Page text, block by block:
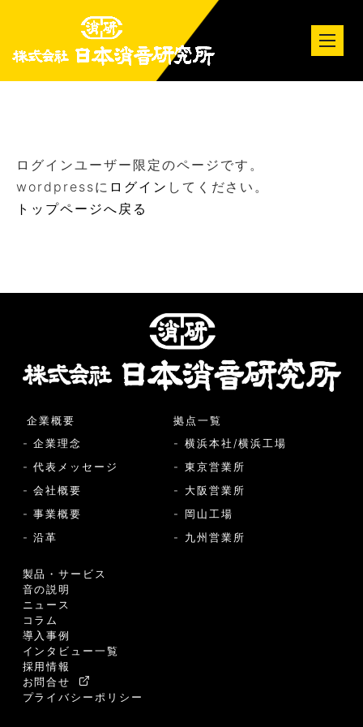
ログインユーザー限定のページです。
wordpressに ログイン してください。
トップページへ戻る
企業概要
- 企業理念
- 代表メッセージ
- 会社概要
- 事業概要
- 沿革
製品・サービス
音の説明
ニュース
コラム
導入事例
インタビュー一覧
採用情報
お問合せ
プライバシーポリシー
拠点一覧
- 横浜本社/横浜工場
- 東京営業所
- 大阪営業所
- 岡山工場
- 九州営業所